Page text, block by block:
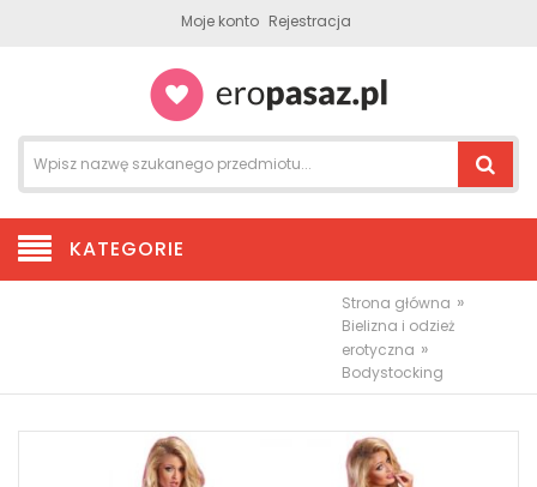
Moje konto Rejestracja
KATEGORIE
Strona główna »
Bielizna i odzież
erotyczna »
Bodystocking